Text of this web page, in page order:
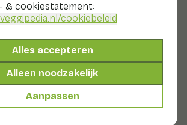
& cookiestatement:
/cookiebeleid
Alles accepteren
Alleen noodzakelijk
Aanpassen
het Voedingscentrum. Maar wist je
groente afneemt als je het bakt
dat je méer dan 250 gram rauwe
moet rekenen om 250 gram op je
hoeveel meer moet je dan
wij een handig lijstje voor